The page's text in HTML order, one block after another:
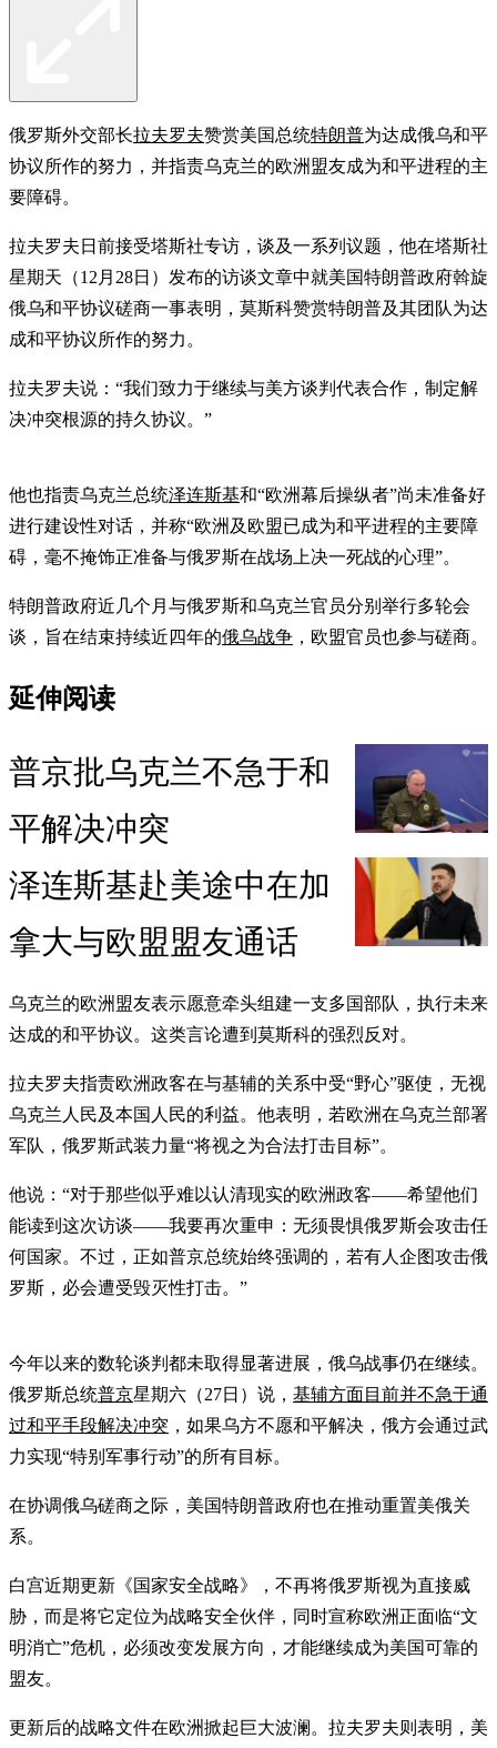
俄罗斯外交部长拉夫罗夫赞赏美国总统特朗普为达成俄乌和平
协议所作的努力，并指责乌克兰的欧洲盟友成为和平进程的主
要障碍。
拉夫罗夫日前接受塔斯社专访，谈及一系列议题，他在塔斯社
星期天（12月28日）发布的访谈文章中就美国特朗普政府斡旋
俄乌和平协议磋商一事表明，莫斯科赞赏特朗普及其团队为达
成和平协议所作的努力。
拉夫罗夫说：“我们致力于继续与美方谈判代表合作，制定解
决冲突根源的持久协议。”
他也指责乌克兰总统泽连斯基和“欧洲幕后操纵者”尚未准备好
进行建设性对话，并称“欧洲及欧盟已成为和平进程的主要障
碍，毫不掩饰正准备与俄罗斯在战场上决一死战的心理”。
特朗普政府近几个月与俄罗斯和乌克兰官员分别举行多轮会
谈，旨在结束持续近四年的俄乌战争 ，欧盟官员也参与磋商。
延伸阅读
普京批乌克兰不急于和
平解决冲突
泽连斯基赴美途中在加
拿大与欧盟盟友通话
乌克兰的欧洲盟友表示愿意牵头组建一支多国部队，执行未来
达成的和平协议。这类言论遭到莫斯科的强烈反对。
拉夫罗夫指责欧洲政客在与基辅的关系中受“野心”驱使，无视
乌克兰人民及本国人民的利益。他表明，若欧洲在乌克兰部署
军队，俄罗斯武装力量“将视之为合法打击目标”。
他说：“对于那些似乎难以认清现实的欧洲政客——希望他们
能读到这次访谈——我要再次重申：无须畏惧俄罗斯会攻击任
何国家。不过，正如普京总统始终强调的，若有人企图攻击俄
罗斯，必会遭受毁灭性打击。”
今年以来的数轮谈判都未取得显著进展，俄乌战事仍在继续。
俄罗斯总统普京星期六（27日）说， 基辅方面目前并不急于通
过和平手段解决冲突 ，如果乌方不愿和平解决，俄方会通过武
力实现“特别军事行动”的所有目标。
在协调俄乌磋商之际，美国特朗普政府也在推动重置美俄关
系。
白宫近期更新《国家安全战略》，不再将俄罗斯视为直接威
胁，而是将它定位为战略安全伙伴，同时宣称欧洲正面临“文
明消亡”危机，必须改变发展方向，才能继续成为美国可靠的
盟友。
更新后的战略文件在欧洲掀起巨大波澜。拉夫罗夫则表明，美